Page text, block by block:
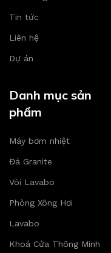
Tin tức
Liên hệ
Dự án
Danh mục sản
phẩm
Máy bơm nhiệt
Đá Granite
Vòi Lavabo
Phòng Xông Hơi
Lavabo
Khoá Cửa Thông Minh